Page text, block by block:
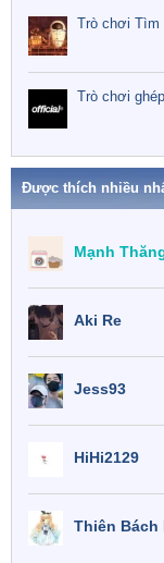
Trò chơi Tìm
Trò chơi
Được thích nhiều
Mạnh
Aki Re
Jess93
HiHi2129
Thiên Bách